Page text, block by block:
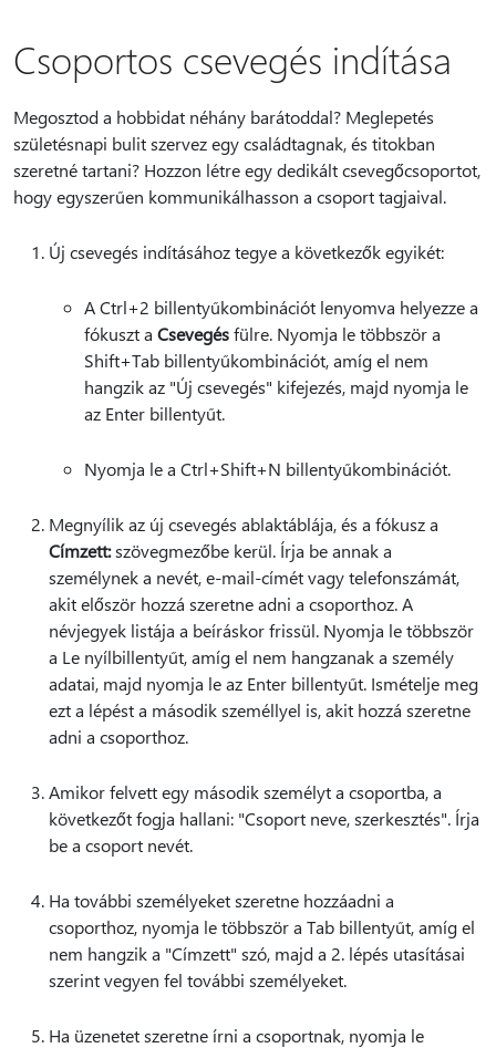
Csoportos csevegés indítása
Megosztod a hobbidat néhány barátoddal? Meglepetés
születésnapi bulit szervez egy családtagnak, és titokban
szeretné tartani? Hozzon létre egy dedikált csevegőcsoportot,
hogy egyszerűen kommunikálhasson a csoport tagjaival.
Új csevegés indításához tegye a következők egyikét:
A Ctrl+2 billentyűkombinációt lenyomva helyezze a
fókuszt a Csevegésfülre. Nyomja le többször a
Shift+Tab billentyűkombinációt, amíg el nem
hangzik az "Új csevegés" kifejezés, majd nyomja le
az Enter billentyűt.
Nyomja le a Ctrl+Shift+N billentyűkombinációt.
Megnyílik az új csevegés ablaktáblája, és a fókusz a
Címzett:szövegmezőbe kerül. Írja be annak a
személynek a nevét, e-mail-címét vagy telefonszámát,
akit először hozzá szeretne adni a csoporthoz. A
névjegyek listája a beíráskor frissül. Nyomja le többször
a Le nyílbillentyűt, amíg el nem hangzanak a személy
adatai, majd nyomja le az Enter billentyűt. Ismételje meg
ezt a lépést a második személlyel is, akit hozzá szeretne
adni a csoporthoz.
Amikor felvett egy második személyt a csoportba, a
következőt fogja hallani: "Csoport neve, szerkesztés". Írja
be a csoport nevét.
Ha további személyeket szeretne hozzáadni a
csoporthoz, nyomja le többször a Tab billentyűt, amíg el
nem hangzik a "Címzett" szó, majd a 2. lépés utasításai
szerint vegyen fel további személyeket.
Ha üzenetet szeretne írni a csoportnak, nyomja le